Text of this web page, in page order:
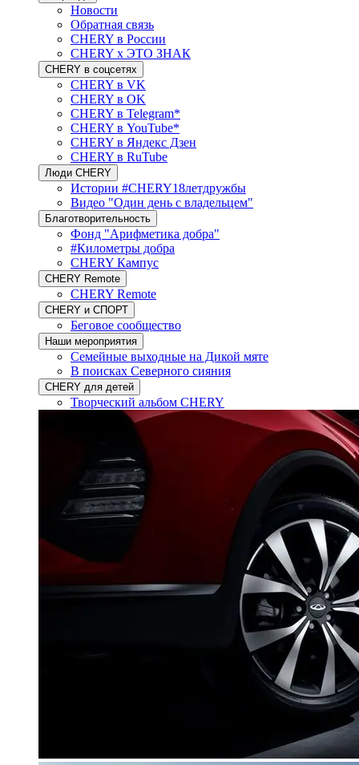
Новости
Обратная связь
CHERY в России
CHERY x ЭТО ЗНАК
CHERY в соцсетях
CHERY в VK
CHERY в OK
CHERY в Telegram*
CHERY в YouTube*
CHERY в Яндекс Дзен
CHERY в RuTube
Люди CHERY
Истории #CHERY18летдружбы
Видео "Один день с владельцем"
Благотворительность
Фонд "Арифметика добра"
#Километры добра
CHERY Кампус
CHERY Remote
CHERY Remote
CHERY и СПОРТ
Беговое сообщество
Наши мероприятия
Семейные выходные на Дикой мяте
В поисках Северного сияния
CHERY для детей
Творческий альбом CHERY